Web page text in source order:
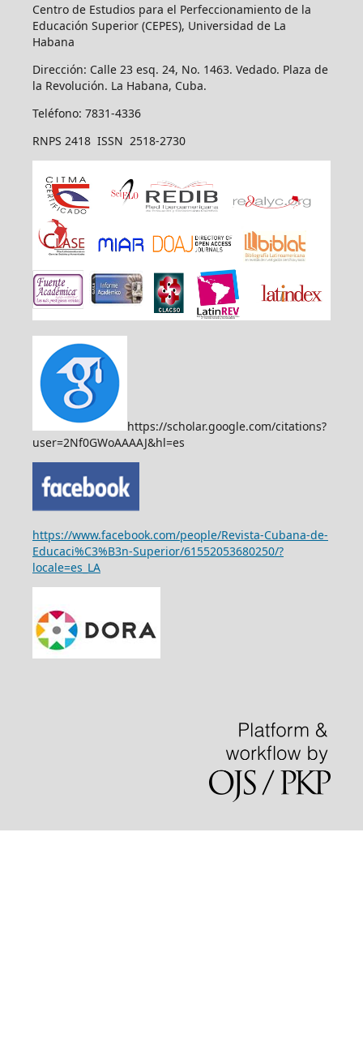
Centro de Estudios para el Perfeccionamiento de la
Educación Superior (CEPES), Universidad de La
Habana
Dirección: Calle 23 esq. 24, No. 1463. Vedado. Plaza de
la Revolución. La Habana, Cuba.
Teléfono: 7831-4336
RNPS 2418 ISSN 2518-2730
https://scholar.google.com/citations?
user=2Nf0GWoAAAAJ&hl=es
https://www.facebook.com/people/Revista-Cubana-de-
Educaci%C3%B3n-Superior/61552053680250/?
locale=es_LA